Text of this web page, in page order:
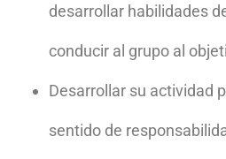
desarrollar habilidades
conducir al grupo al
Desarrollar su actividad
sentido de